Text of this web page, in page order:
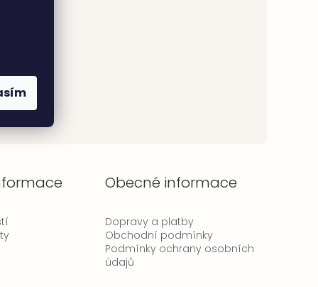
Obecné informace
Dopravy a platby
Obchodní podmínky
Podmínky ochrany osobních
údajů